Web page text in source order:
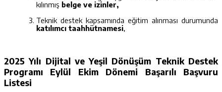
kılınmış belge ve izinler,
Teknik destek kapsamında eğitim alınması durumunda
katılımcı taahhütnamesi,
2025 Yılı Dijital ve Yeşil Dönüşüm Teknik Destek
Programı Eylül Ekim Dönemi Başarılı Başvuru
Listesi